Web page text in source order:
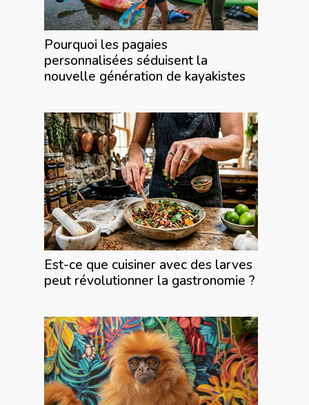
Pourquoi les pagaies
personnalisées séduisent la
nouvelle génération de kayakistes
Est-ce que cuisiner avec des larves
peut révolutionner la gastronomie ?